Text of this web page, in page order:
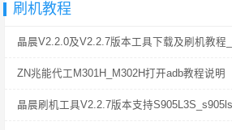
刷机教程
晶晨V2.2.0及V2.2.7版本工具下载及刷机教程
ZN兆能代工M301H_M302H打开adb教程说明
晶晨刷机工具V2.2.7版本支持